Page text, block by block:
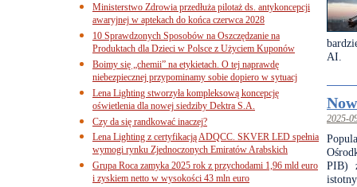
AI.
2025-
PIB)
Ministerstwo Zdrowia przedłuża pilotaż ds. antykoncepcji
awaryjnej w aptekach do końca czerwca 2028
10 Sprawdzonych Sposobów na Oszczędzanie na
Produktach dla Dzieci w Polsce z Użyciem Kuponów
Boimy się „chemii” na etykietach. O tej naprawdę
niebezpiecznej przypominamy sobie dopiero w sytuacj
Lena Lighting stworzyła kompleksową koncepcję
oświetlenia dla nowej siedziby Dektra S.A.
Czy da się randkować inaczej?
Lena Lighting z certyfikacją ADQCC. SKVER LED spełnia
wymogi rynku Zjednoczonych Emiratów Arabskich
Grupa Roca zamyka 2025 rok z przychodami 1,96 mld euro
i zyskiem netto w wysokości 43 mln euro